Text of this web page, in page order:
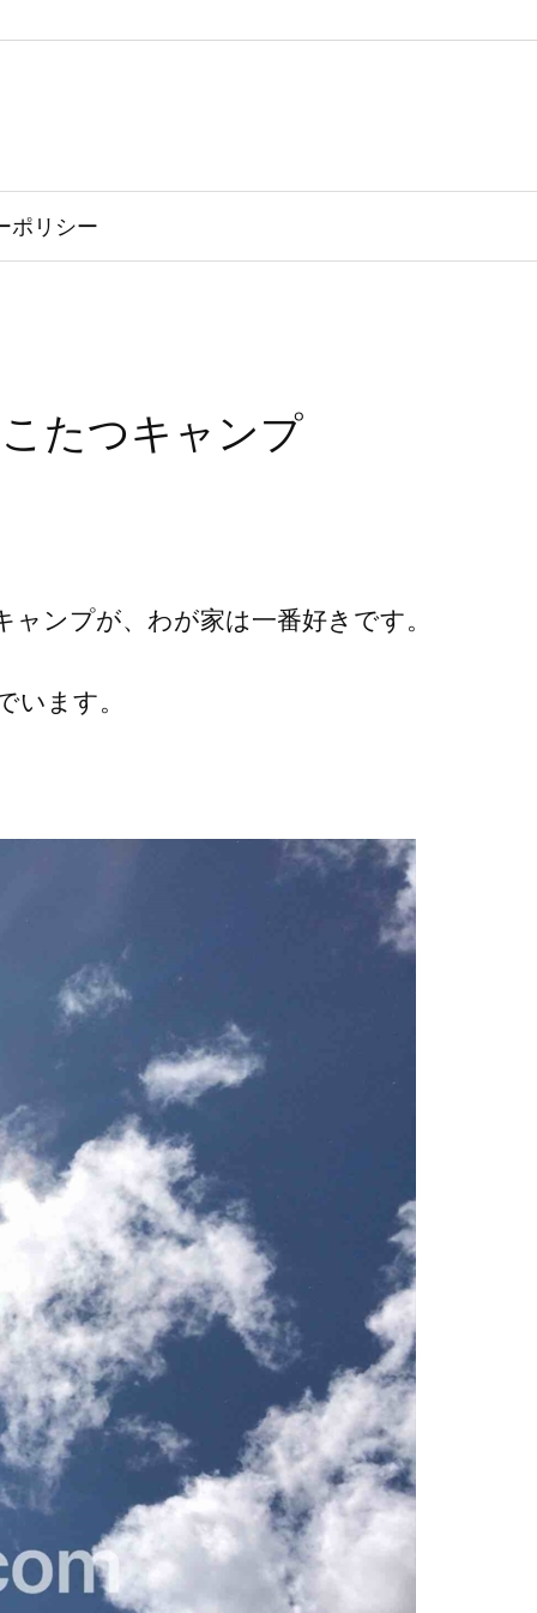
ポリシー
たつキャンプ
ンプが、わが家は一番好きです。
ます。